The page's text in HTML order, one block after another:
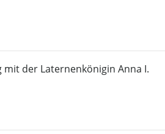
mit der Laternenkönigin Anna I.